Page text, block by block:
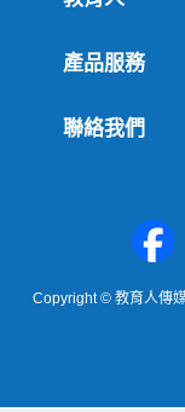
產品服務
聯絡我們
Copyright © 教育人傳